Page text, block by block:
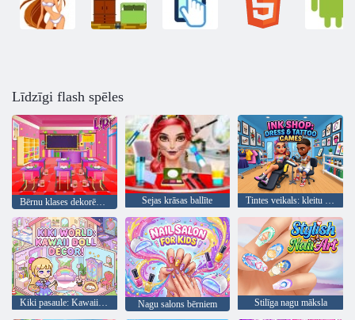
Līdzīgi flash spēles
Bērnu klases dekorēšana Sejas krāsas ballīte Tintes veikals: kleitu un tetovējumu spēles
Kiki pasaule: Kawaii lelles dekors! Nagu salons bērniem Stilīga nagu māksla